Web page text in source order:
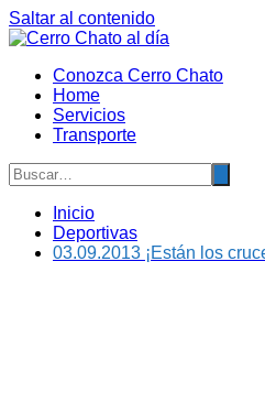
Saltar al contenido
Conozca Cerro Chato
Home
Servicios
Transporte
Inicio
Deportivas
03.09.2013 ¡Están los